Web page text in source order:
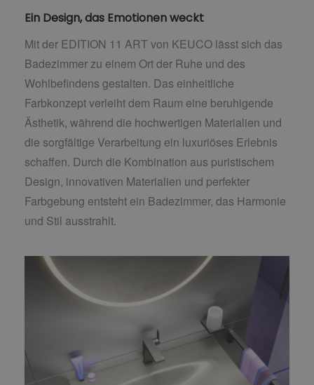
Ein Design, das Emotionen weckt
Mit der EDITION 11 ART von KEUCO lässt sich das
Badezimmer zu einem Ort der Ruhe und des
Wohlbefindens gestalten. Das einheitliche
Farbkonzept verleiht dem Raum eine beruhigende
Ästhetik, während die hochwertigen Materialien und
die sorgfältige Verarbeitung ein luxuriöses Erlebnis
schaffen. Durch die Kombination aus puristischem
Design, innovativen Materialien und perfekter
Farbgebung entsteht ein Badezimmer, das Harmonie
und Stil ausstrahlt.